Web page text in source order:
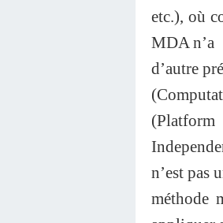
etc.), où
MDA n’a
d’autre
(Platform
n’est pas
méthode